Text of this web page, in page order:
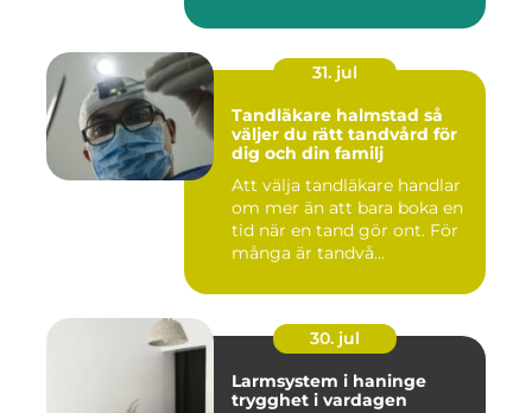
31. jul
Tandläkare halmstad så
väljer du rätt tandvård för
dig och din familj
Att välja tandläkare handlar
om mer än att bara boka en
tid när en tand gör ont. För
många är tandvå...
30. jul
Larmsystem i haninge
trygghet i vardagen